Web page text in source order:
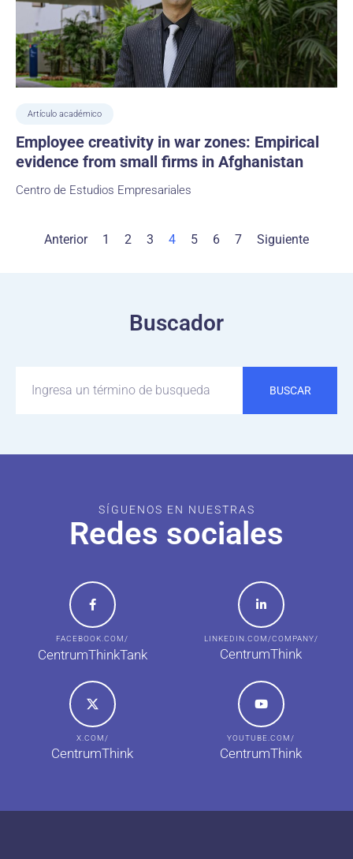
Artículo académico
Employee creativity in war zones: Empirical
evidence from small firms in Afghanistan
Centro de Estudios Empresariales
Anterior 1 2 3 4 5 6 7 Siguiente
Buscador
BUSCAR
SÍGUENOS EN NUESTRAS
Redes sociales
FACEBOOK.COM/
CentrumThinkTank
LINKEDIN.COM/COMPANY/
CentrumThink
X.COM/
CentrumThink
YOUTUBE.COM/
CentrumThink